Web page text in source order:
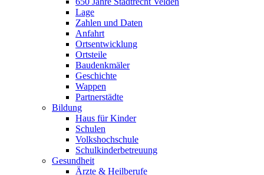
Lage
Zahlen und Daten
Anfahrt
Ortsentwicklung
Ortsteile
Baudenkmäler
Geschichte
Wappen
Partnerstädte
Bildung
Haus für Kinder
Schulen
Volkshochschule
Schulkinderbetreuung
Gesundheit
Ärzte & Heilberufe